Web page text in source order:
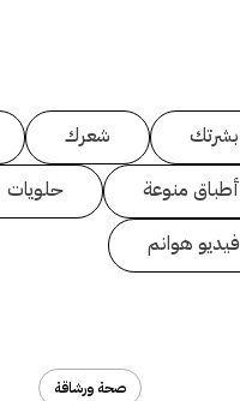
بشرتك شعرك
أطباق منوعة حلويات
فيديو هوانم
صحة ورشاقة